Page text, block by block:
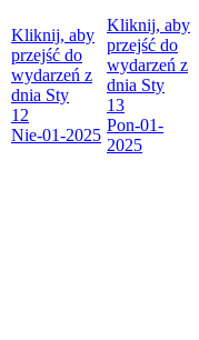
Kliknij, aby
przejść do
wydarzeń z
dnia Sty
12
Nie-01-2025
Kliknij, aby
przejść do
wydarzeń z
dnia Sty
13
Pon-01-
2025